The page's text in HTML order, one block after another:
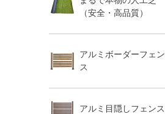
（安全・高品質）
アルミボーダーフェン
ス
アルミ目隠しフェンス